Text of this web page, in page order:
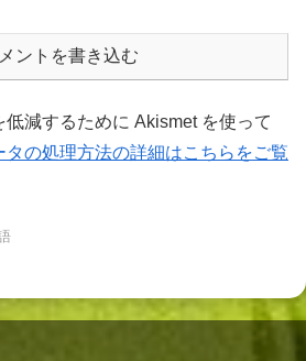
ントを書き込む
減するために Akismet を使って
タの処理方法の詳細はこちらをご覧